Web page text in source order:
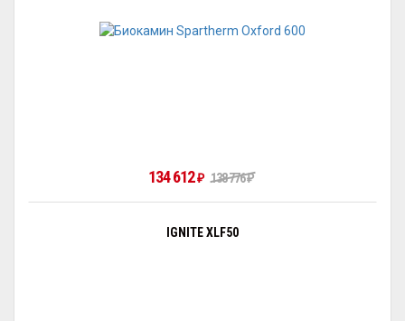
134 612₽ 138 776₽
IGNITE XLF50